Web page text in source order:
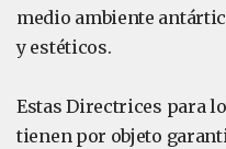
medio ambiente
y estéticos.
Estas Directrices para
tienen por objeto